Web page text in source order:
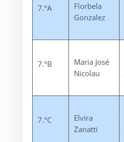
7.ºA
Florbela
Gonzalez
7.ºB
Maria José
Nicolau
7.ºC
Elvira
Zanatti